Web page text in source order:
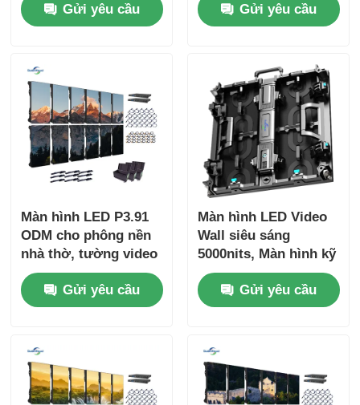
chỉnh cho sử dụng
trong nhà và ngoài
Gửi yêu cầu
trời
Gửi yêu cầu
Màn hình LED P3.91
ODM cho phông nền
nhà thờ, tường video
800W
Gửi yêu cầu
Màn hình LED Video
Wall siêu sáng
5000nits, Màn hình kỹ
thuật số P2.9 P3.9
cho Trung tâm
thương mại
Gửi yêu cầu